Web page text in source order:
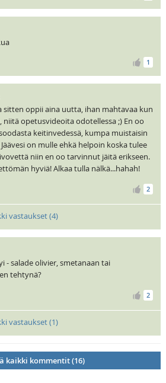
1
sitten oppii aina uutta, ihan mahtavaa kun
opetusvideoita odotellessa ;) En oo
keitinvedessä, kumpa muistaisin
on mulle ehkä helpoin koska tulee
niin en oo tarvinnut jäitä erikseen.
hyviä! Alkaa tulla nälkä...hahah!
2
vastaukset (4)
- salade olivier, smetanaan tai
tehtynä?
2
vastaukset (1)
kaikki kommentit (16)